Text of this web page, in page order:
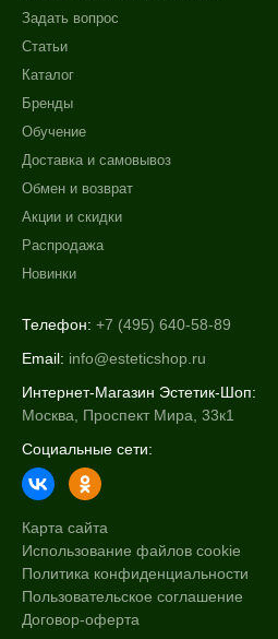
Обновление
Показать еще
Акне
Возрастные изменения
Воспаление
Показать еще
Лифтинг
Обновление клеток
Показать еще
Веки
Лицо
Объём
Задать вопрос
Статьи
Каталог
Бренды
Обучение
Доставка и самовывоз
Обмен и возврат
Акции и скидки
Распродажа
Новинки
Телефон: +7 (495) 640-58-89
Email: info@esteticshop.ru
Интернет-Магазин Эстетик-Шоп:
Москва, Проспект Мира, 33к1
Социальные сети:
Карта сайта
Использование файлов cookie
Политика конфиденциальности
Пользовательское соглашение
Договор-оферта